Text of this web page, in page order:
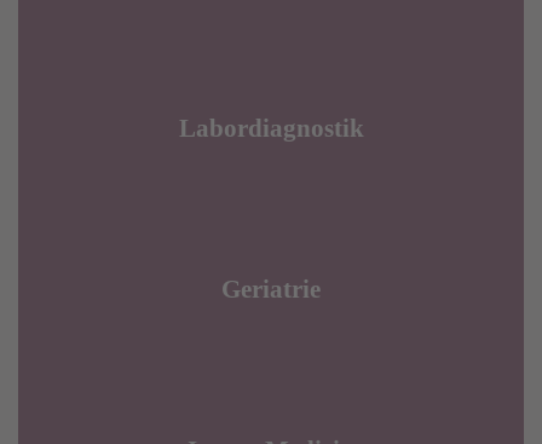
Labordiagnostik
Geriatrie